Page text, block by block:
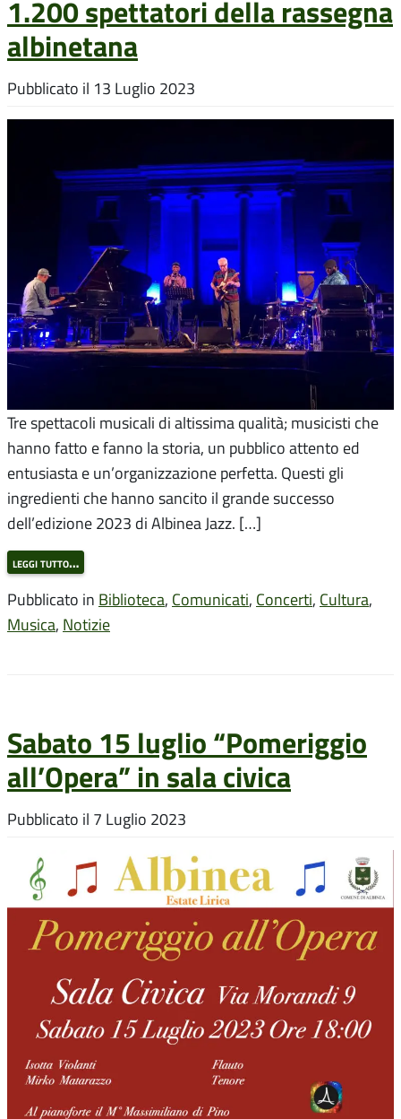
1.200 spettatori della rassegna
albinetana
Pubblicato il 13 Luglio 2023
Tre spettacoli musicali di altissima qualità; musicisti che
hanno fatto e fanno la storia, un pubblico attento ed
entusiasta e un’organizzazione perfetta. Questi gli
ingredienti che hanno sancito il grande successo
dell’edizione 2023 di Albinea Jazz. […]
leggi tutto…
Pubblicato in Biblioteca, Comunicati, Concerti, Cultura,
Musica, Notizie
Sabato 15 luglio “Pomeriggio
all’Opera” in sala civica
Pubblicato il 7 Luglio 2023